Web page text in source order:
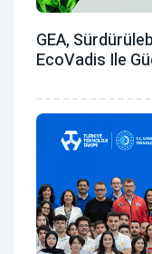
GEA,
EcoVadis Ile